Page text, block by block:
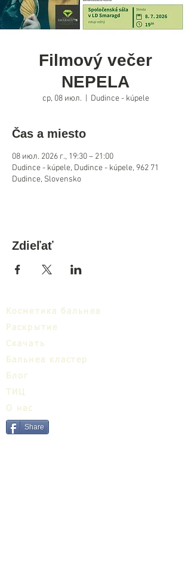
Filmový večer
NEPELA
ср, 08 июл. Dudince - kúpele
Čas a miesto
08 июл. 2026 г., 19:30 – 21:00
Dudince - kúpele, Dudince - kúpele, 962 71
Dudince, Slovensko
Zdieľať
Косметика бальнеа
Раскрытие
Cкачать
Бальнеa кластер
Блог
ТИЦ
О нас
Share